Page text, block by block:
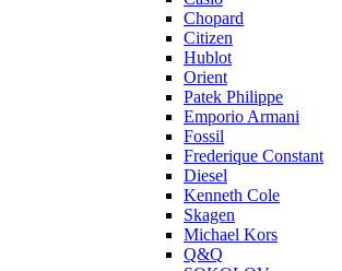
Chopard
Citizen
Hublot
Orient
Patek Philippe
Emporio Armani
Fossil
Frederique Constant
Diesel
Kenneth Cole
Skagen
Michael Kors
Q&Q